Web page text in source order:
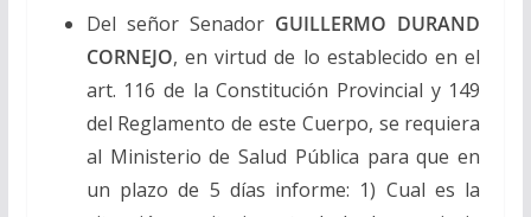
Del señor Senador GUILLERMO DURAND
CORNEJO, en virtud de lo establecido en el
art. 116 de la Constitución Provincial y 149
del Reglamento de este Cuerpo, se requiera
al Ministerio de Salud Pública para que en
un plazo de 5 días informe: 1) Cual es la